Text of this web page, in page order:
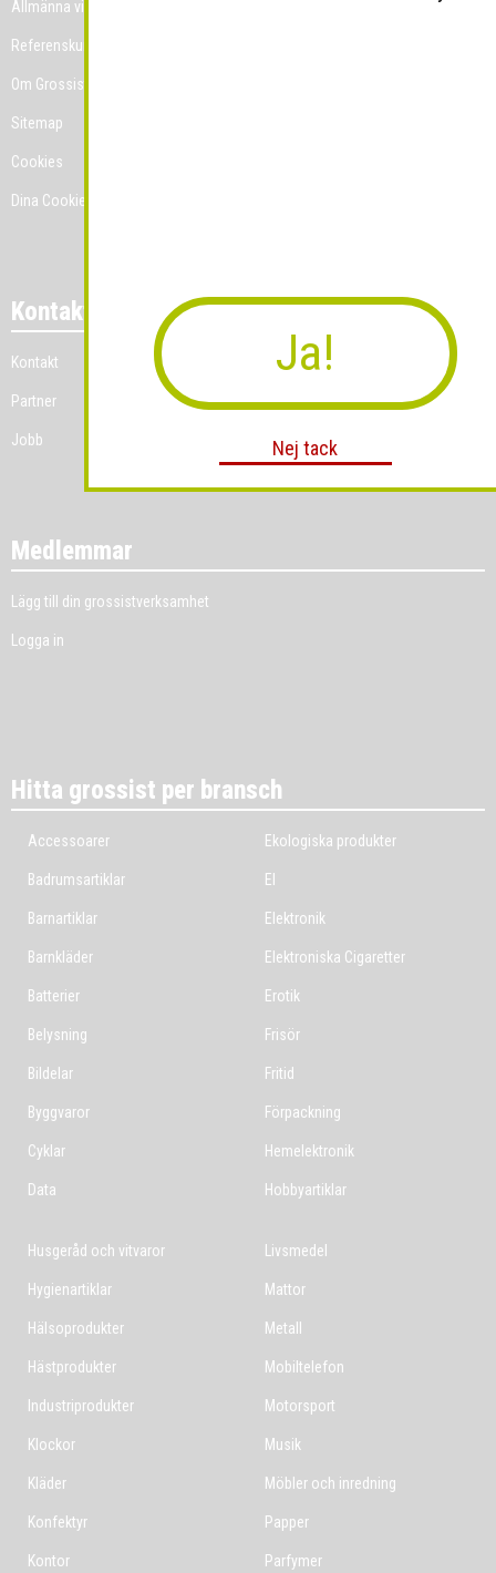
Allmänna villkor
Referenskunder
Om Grossist.se
Sitemap
Cookies
Dina Cookie-prefenser
Kontakt
Kontakt
Partner
Jobb
Medlemmar
Lägg till din grossistverksamhet
Logga in
Hitta grossist per bransch
Accessoarer
Badrumsartiklar
Barnartiklar
Barnkläder
Batterier
Belysning
Bildelar
Byggvaror
Cyklar
Data
Ekologiska produkter
El
Elektronik
Elektroniska Cigaretter
Erotik
Frisör
Fritid
Förpackning
Hemelektronik
Hobbyartiklar
Husgeråd och vitvaror
Hygienartiklar
Hälsoprodukter
Hästprodukter
Industriprodukter
Klockor
Kläder
Konfektyr
Kontor
Livsmedel
Mattor
Metall
Mobiltelefon
Motorsport
Musik
Möbler och inredning
Papper
Parfymer
Ja!
Nej tack